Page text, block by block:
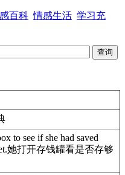
百科 情感生活 学习充
to see if she had saved
她打开存钱罐看是否存够